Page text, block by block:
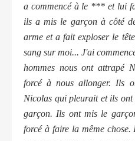
a commencé à le *** et lui
ils a mis le garçon à côté
arme et a fait exploser le
sang sur moi... J'ai
hommes nous ont attrapé
forcé à nous allonger. Ils
Nicolas qui pleurait et ils ont
garçon. Ils ont mis le
forcé à faire la même